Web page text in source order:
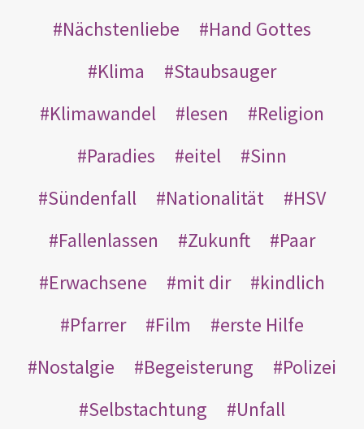
Nächstenliebe
Hand Gottes
Klima
Staubsauger
Klimawandel
lesen
Religion
Paradies
eitel
Sinn
Sündenfall
Nationalität
HSV
Fallenlassen
Zukunft
Paar
Erwachsene
mit dir
kindlich
Pfarrer
Film
erste Hilfe
Nostalgie
Begeisterung
Polizei
Selbstachtung
Unfall